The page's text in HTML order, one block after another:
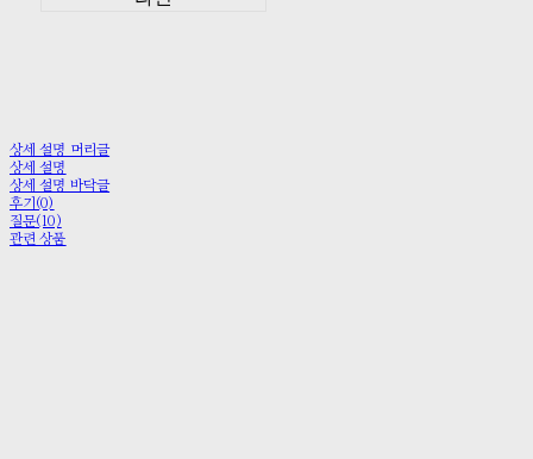
상세 설명 머리글
상세 설명
상세 설명 바닥글
후기(0)
질문(10)
관련 상품